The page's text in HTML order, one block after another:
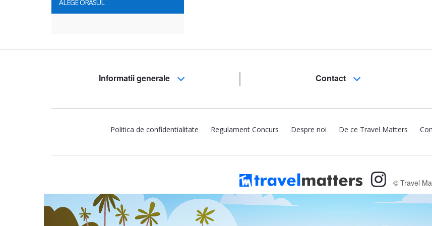
ALEGE ORASUL
Informatii generale Contact
Politica de confidentialitate Regulament Concurs Despre noi De ce Travel Matters
© Travel